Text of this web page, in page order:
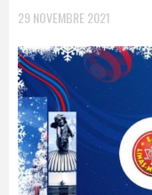
29 NOVEMBRE 2021